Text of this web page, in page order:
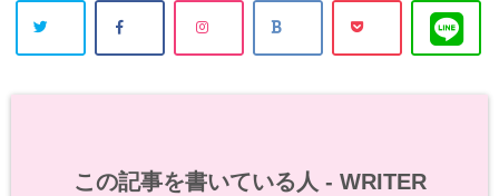
この記事を書いている人 - WRITER